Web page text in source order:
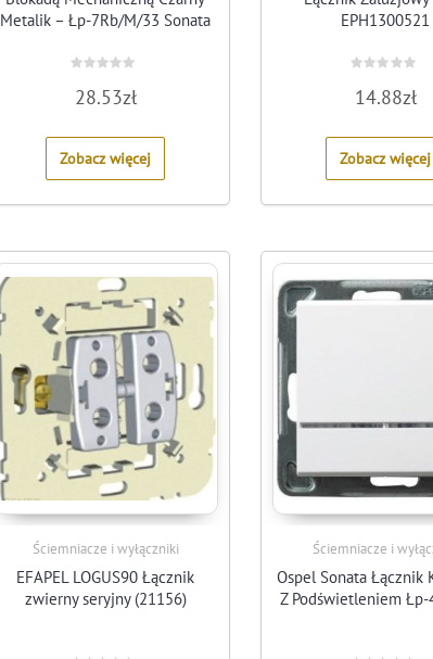
Metalik – Łp-7Rb/M/33 Sonata
0
out
5
28.53zł
Zobacz więcej
EPH1300521
0
out
5
14.88zł
Zobacz więcej
Ściemniacze i wyłączniki
EFAPEL LOGUS90 Łącznik
zwierny seryjny (21156)
Ściemniacze i
Ospel Sonata Łącznik
Z Podświetleniem